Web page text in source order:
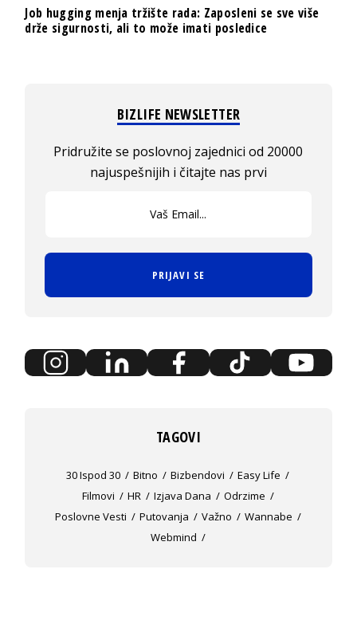
Job hugging menja tržište rada: Zaposleni se sve više
drže sigurnosti, ali to može imati posledice
BIZLIFE NEWSLETTER
Pridružite se poslovnoj zajednici od 20000
najuspešnijih i čitajte nas prvi
PRIJAVI SE
TAGOVI
30 Ispod 30 Bitno Bizbendovi
Easy Life
Filmovi
HR Izjava Dana
Odrzime
Poslovne Vesti
Putovanja Važno
Wannabe
Webmind